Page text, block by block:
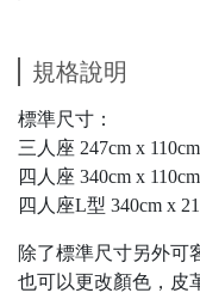
規格說明
標準尺寸：
三人座 247cm x
四人座 340cm x
四人座L型 340cm x
除了標準尺寸另外可
也可以更改顏色，皮